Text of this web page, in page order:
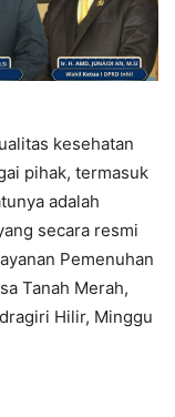
kesehatan
pihak, termasuk
adalah
secara resmi
Pemenuhan
Tanah Merah,
Hilir, Minggu